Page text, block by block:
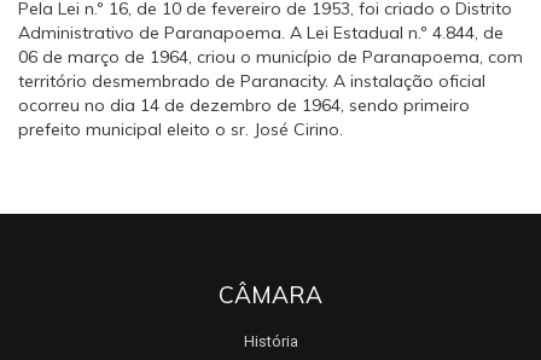
Pela Lei n.º 16, de 10 de fevereiro de 1953, foi criado o Distrito
Administrativo de Paranapoema. A Lei Estadual n.º 4.844, de
06 de março de 1964, criou o município de Paranapoema, com
território desmembrado de Paranacity. A instalação oficial
ocorreu no dia 14 de dezembro de 1964, sendo primeiro
prefeito municipal eleito o sr. José Cirino.
CÂMARA
História